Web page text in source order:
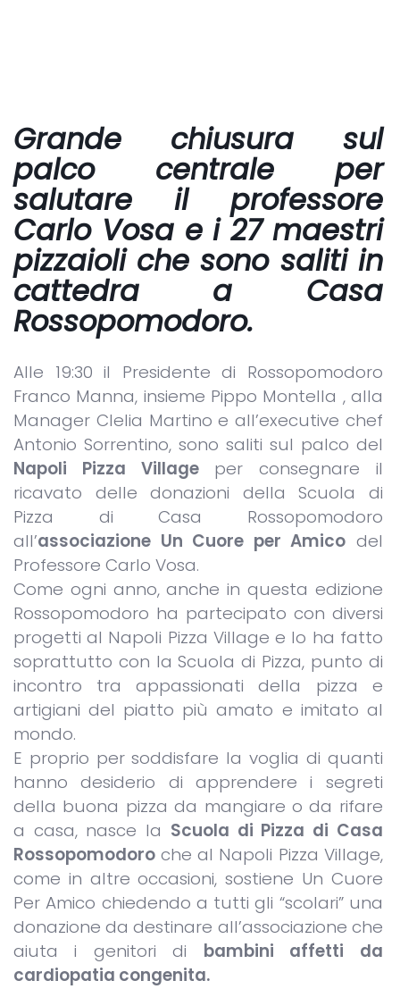
Grande chiusura sul
palco centrale per
salutare ilprofessore
Carlo Vosae i 27 maestri
pizzaioli che sono saliti in
cattedra a Casa
Rossopomodoro.
Alle 19:30 il Presidente di Rossopomodoro
Franco Manna, insieme Pippo Montella , alla
Manager Clelia Martino e all’executive chef
Antonio Sorrentino, sono saliti sul palco del
Napoli Pizza Villageper consegnare il
ricavato delle donazioni della Scuola di
Pizza di Casa Rossopomodoro
all’associazione Un Cuore per Amico del
Professore Carlo Vosa.
Come ogni anno, anche in questa edizione
Rossopomodoro ha partecipato con diversi
progetti al Napoli Pizza Village e lo ha fatto
soprattutto con la Scuola di Pizza, punto di
incontro tra appassionati della pizza e
artigiani del piatto più amato e imitato al
mondo.
E proprio per soddisfare la voglia di quanti
hanno desiderio di apprendere i segreti
della buona pizza da mangiare o da rifare
a casa, nasce la Scuola di Pizza di Casa
Rossopomodoro che al Napoli Pizza Village,
come in altre occasioni, sostiene Un Cuore
Per Amico chiedendo a tutti gli “scolari” una
donazione da destinare all’associazione che
aiuta i genitori di bambini affetti da
cardiopatia congenita.